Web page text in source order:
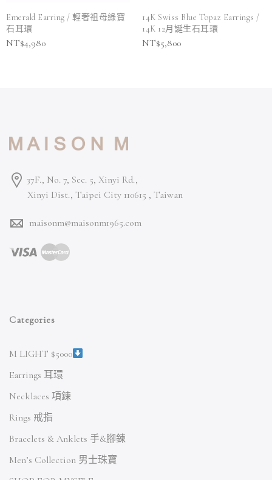
Emerald Earring / 輕奢祖母綠寶
石耳環
NT$4,980
14K Swiss Blue Topaz Earrings /
14K 12月誕生石耳環
NT$5,800
37F., No. 7, Sec. 5, Xinyi Rd.,
Xinyi Dist., Taipei City 110615 , Taiwan
maisonm@maisonm1965.com
Categories
M LIGHT $5000
Earrings 耳環
Necklaces 項鍊
Rings 戒指
Bracelets & Anklets 手&腳鍊
Men’s Collection 男士珠寶